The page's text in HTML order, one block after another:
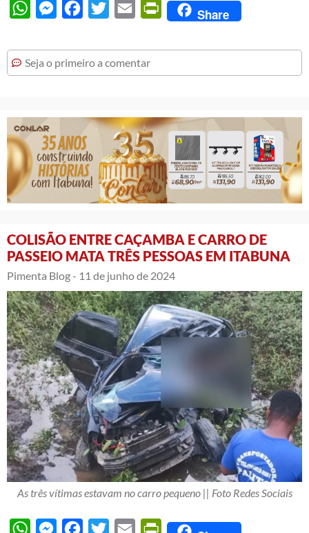
WhatsAppMessengerFacebook
Twitter Email PrintFriendly
Share
Seja o primeiro a comentar
COLISÃO ENTRE CAÇAMBA E CARRO DE
PASSEIO MATA TRÊS PESSOAS EM ITABUNA
Pimenta Blog - 11 de junho de 2024
As três vítimas estavam no carro pequeno || Foto Redes Sociais
WhatsAppMessengerFacebook
Twitter Email PrintFriendly